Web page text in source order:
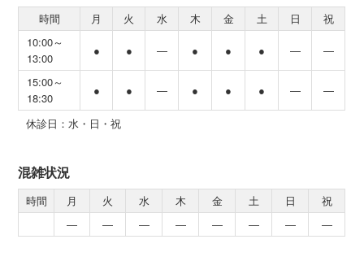
時間 月 火 水 木 金 土 日
祝
10:00～
13:00
● ● ― ● ● ● ― ―
15:00～
18:30
● ● ― ● ● ● ― ―
休診日：水・日・祝
混雑状況
時間 月 火 水 木 金 土 日
祝
―
― ― ― ― ― ― ―